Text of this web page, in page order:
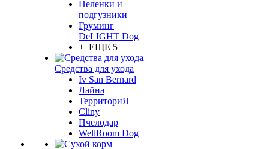
Пеленки и
подгузники
Груминг
DeLIGHT Dog
+ ЕЩЕ 5
Средства для ухода
Iv San Bernard
Лайна
ТерриториЯ
Cliny
Пчелодар
WellRoom Dog